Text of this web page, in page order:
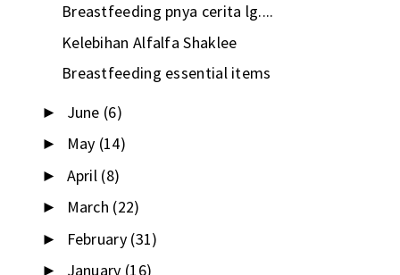
Breastfeeding pnya cerita lg....
Kelebihan Alfalfa Shaklee
Breastfeeding essential items
► June (6)
► May (14)
► April (8)
► March (22)
► February (31)
► January (16)